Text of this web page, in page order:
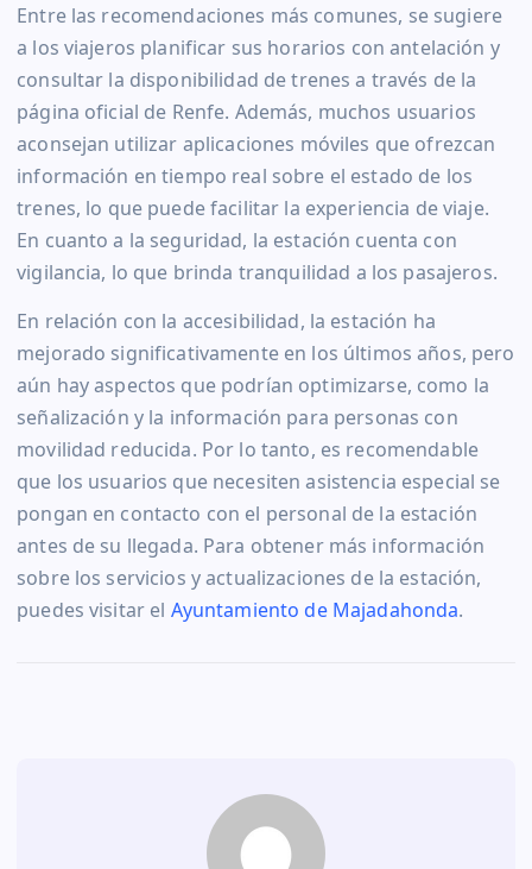
Entre las recomendaciones más comunes, se sugiere
a los viajeros planificar sus horarios con antelación y
consultar la disponibilidad de trenes a través de la
página oficial de Renfe. Además, muchos usuarios
aconsejan utilizar aplicaciones móviles que ofrezcan
información en tiempo real sobre el estado de los
trenes, lo que puede facilitar la experiencia de viaje.
En cuanto a la seguridad, la estación cuenta con
vigilancia, lo que brinda tranquilidad a los pasajeros.
En relación con la accesibilidad, la estación ha
mejorado significativamente en los últimos años, pero
aún hay aspectos que podrían optimizarse, como la
señalización y la información para personas con
movilidad reducida. Por lo tanto, es recomendable
que los usuarios que necesiten asistencia especial se
pongan en contacto con el personal de la estación
antes de su llegada. Para obtener más información
sobre los servicios y actualizaciones de la estación,
puedes visitar el Ayuntamiento de Majadahonda.